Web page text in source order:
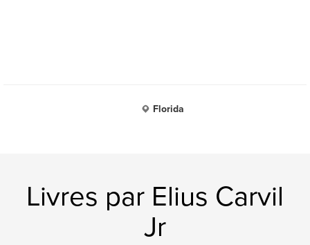
Florida
Livres par Elius Carvil
Jr